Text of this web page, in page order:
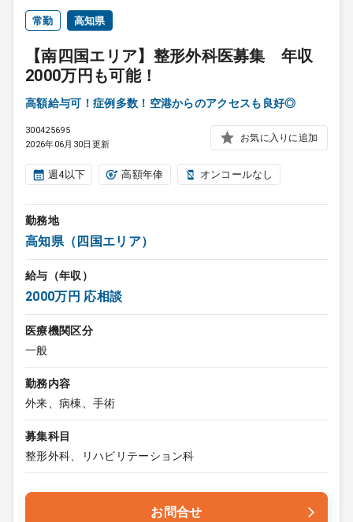
採用をお考えの医療機関の方
常勤 高知県
【南四国エリア】整形外科医募集 年収
2000万円も可能！
高額給与可！症例多数！空港からのアクセスも良好◎
300425695
2026年06月30日更新
お気に入りに追加
週4以下 高額年俸 オンコールなし
勤務地
高知県（四国エリア）
給与（年収）
2000万円 応相談
医療機関区分
一般
勤務内容
外来、病棟、手術
募集科目
整形外科、リハビリテーション科
お問合せ